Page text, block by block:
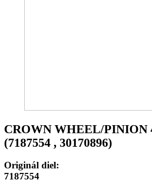
CROWN WHEEL/PINION
(7187554 , 30170896)
Originál diel:
7187554